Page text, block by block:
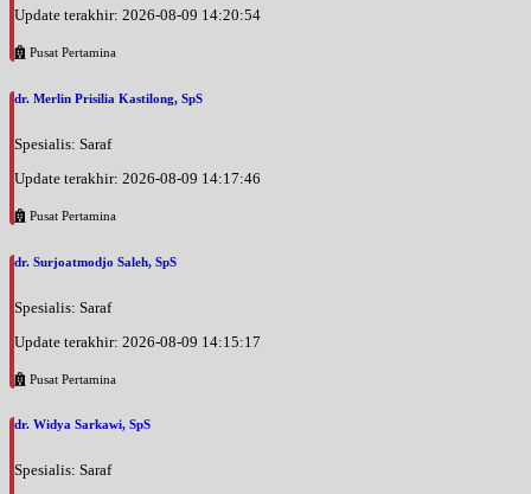
Update terakhir: 2026-08-09 14:20:54
Pusat Pertamina
dr. Merlin Prisilia Kastilong, SpS
Spesialis: Saraf
Update terakhir: 2026-08-09 14:17:46
Pusat Pertamina
dr. Surjoatmodjo Saleh, SpS
Spesialis: Saraf
Update terakhir: 2026-08-09 14:15:17
Pusat Pertamina
dr. Widya Sarkawi, SpS
Spesialis: Saraf